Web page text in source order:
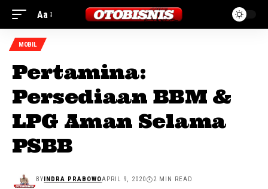
Aa
MOBIL
Pertamina:
Persediaan BBM &
LPG Aman Selama
PSBB
BYINDRA PRABOWOAPRIL 9, 2020 2 MIN READ